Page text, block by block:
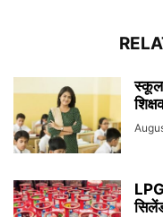
स्कूल